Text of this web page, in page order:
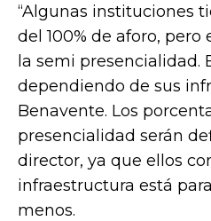
“Algunas instituciones
del 100% de aforo, pero
la semi presencialidad.
dependiendo de sus
Benavente. Los
presencialidad serán
director, ya que ellos
infraestructura está
menos.